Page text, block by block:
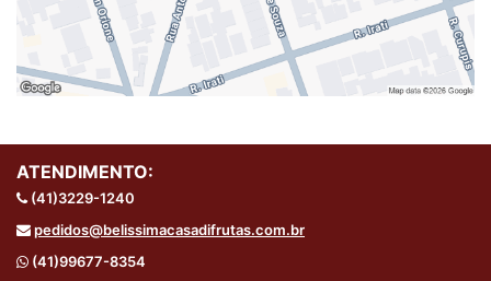
ATENDIMENTO:
(41)3229-1240
pedidos@belissimacasadifrutas.com.br
(41)99677-8354